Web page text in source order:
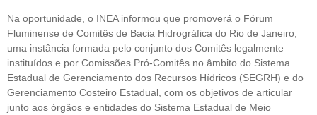
Na oportunidade, o INEA informou que promoverá o Fórum
Fluminense de Comitês de Bacia Hidrográfica do Rio de Janeiro,
uma instância formada pelo conjunto dos Comitês legalmente
instituídos e por Comissões Pró-Comitês no âmbito do Sistema
Estadual de Gerenciamento dos Recursos Hídricos (SEGRH) e do
Gerenciamento Costeiro Estadual, com os objetivos de articular
junto aos órgãos e entidades do Sistema Estadual de Meio